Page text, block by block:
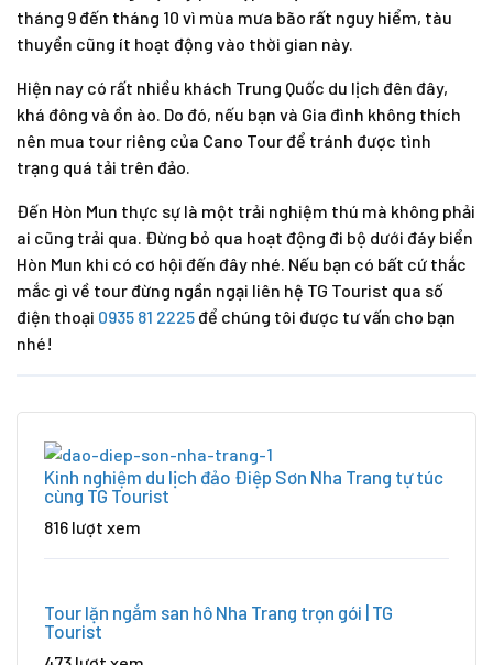
tháng 9 đến tháng 10 vì mùa mưa bão rất nguy hiểm, tàu
thuyền cũng ít hoạt động vào thời gian này.
Hiện nay có rất nhiều khách Trung Quốc du lịch đên đây,
khá đông và ồn ào. Do đó, nếu bạn và Gia đình không thích
nên mua tour riêng của Cano Tour để tránh được tình
trạng quá tải trên đảo.
Đến Hòn Mun thực sự là một trải nghiệm thú mà không phải
ai cũng trải qua. Đừng bỏ qua hoạt động đi bộ dưới đáy biển
Hòn Mun khi có cơ hội đến đây nhé. Nếu bạn có bất cứ thắc
mắc gì về tour đừng ngần ngại liên hệ TG Tourist qua số
điện thoại 0935 81 2225 để chúng tôi được tư vấn cho bạn
nhé!
Kinh nghiệm du lịch đảo Điệp Sơn Nha Trang tự túc
cùng TG Tourist
816 lượt xem
Tour lặn ngắm san hô Nha Trang trọn gói | TG
Tourist